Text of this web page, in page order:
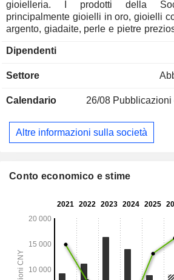
gioielleria. I prodotti della
principalmente gioielli in oro, gioielli
argento, giadaite, perle e pietre
Chow Tai Seng. L'azienda è inoltre
microfinanza e servizi di gestione
Dipendenti
Settore
Calendario 26/08 Pubblicazioni
Altre informazioni sulla società
Conto economico e stime